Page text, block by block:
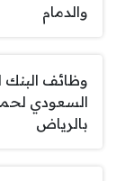
والدمام
وظائف البنك
السعودي
بالرياض